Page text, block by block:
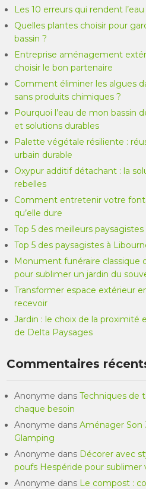
Les 10 erreurs qui rendent
Quelles plantes choisir pour
bassin ?
Entreprise aménagement
choisir le bon partenaire
Comment éliminer les algues
sans produits chimiques ?
Pourquoi l’eau de mon bassin
et solutions durables
Palette végétale résiliente :
urbain durable
Oxypur additif détachant : la
rebelles
Comment entretenir votre
qu’elle dure
Top 5 des meilleurs
Top 5 des paysagistes à
Monument funéraire classique
pour sublimer un jardin du
Transformer espace extérieur
recevoir
Jardin : le choix de la proximité
de Delta Paysages
Commentaires
Anonyme dansTechniques de
chaque besoin
Anonyme dansAménager Son
Glamping
Anonyme dans Décorer avec
poufs Hespéride pour sublimer
Anonyme dans Le compost :